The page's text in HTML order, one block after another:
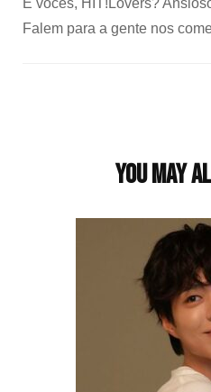
Falem para a gente nos
You may